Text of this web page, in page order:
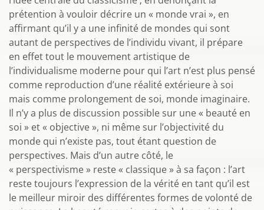
prétention à vouloir décrire un « monde vrai », en
affirmant qu’il y a une infinité de mondes qui sont
autant de perspectives de l’individu vivant, il prépare
en effet tout le mouvement artistique de
l’individualisme moderne pour qui l’art n’est plus pensé
comme reproduction d’une réalité extérieure à soi
mais comme prolongement de soi, monde imaginaire.
Il n’y a plus de discussion possible sur une « beauté en
soi » et « objective », ni même sur l’objectivité du
monde qui n’existe pas, tout étant question de
perspectives. Mais d’un autre côté, le
« perspectivisme » reste « classique » à sa façon : l’art
reste toujours l’expression de la vérité en tant qu’il est
le meilleur miroir des différentes formes de volonté de